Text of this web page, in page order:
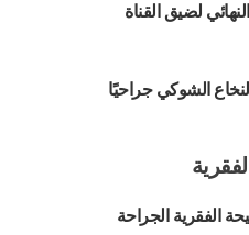
لضيق القناة
الشوكي جراحيًا
الفقرية الجراحة